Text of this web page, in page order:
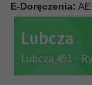
E-Doręczenia: